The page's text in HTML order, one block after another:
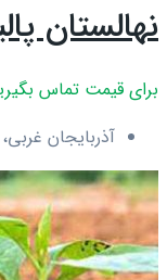
نهالستان
برای قیمت تماس
آذربایجان غربی،